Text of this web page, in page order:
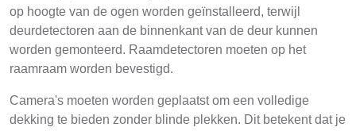
op hoogte van de ogen worden geïnstalleerd, terwijl
deurdetectoren aan de binnenkant van de deur kunnen
worden gemonteerd. Raamdetectoren moeten op het
raamraam worden bevestigd.
Camera's moeten worden geplaatst om een volledige
dekking te bieden zonder blinde plekken. Dit betekent dat je